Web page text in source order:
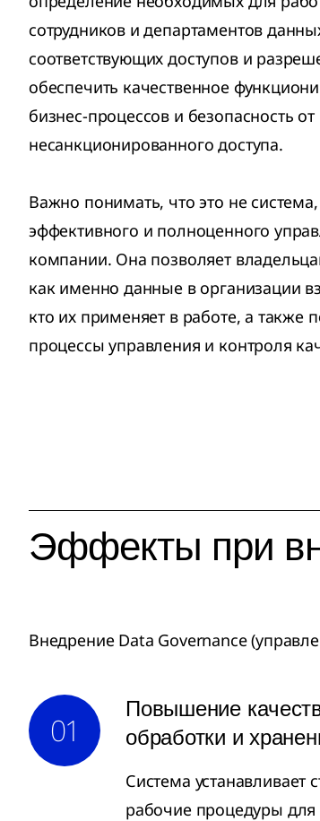
сотрудников и департаментов
соответствующих доступов и
обеспечить качественное
бизнес-процессов и безопасность
несанкционированного доступа.
Важно понимать, что это не система,
эффективного и полноценного
компании. Она позволяет
как именно данные в организации
кто их применяет в работе, а также
процессы управления и контроля
Эффекты при
Внедрение Data Governance
01
Повышение
обработки и
Система устанавливает
рабочие процедуры для